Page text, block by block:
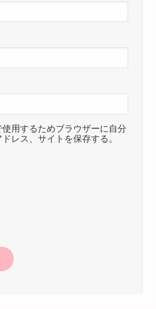
用するためブラウザーに自分
レス、サイトを保存する。